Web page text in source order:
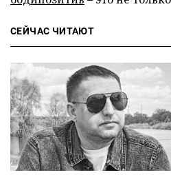
СЕЙЧАС ЧИТАЮТ